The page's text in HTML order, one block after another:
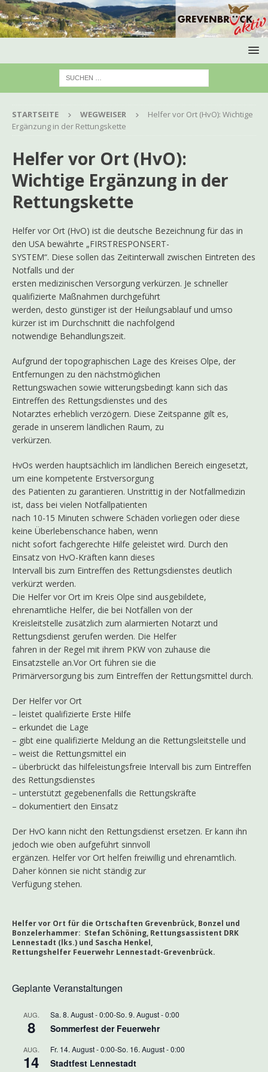
STARTSEITE WEGWEISER
Helfer vor Ort (HvO): Wichtige
Ergänzung in der Rettungskette
Helfer vor Ort (HvO):
Wichtige Ergänzung in der
Rettungskette
Helfer vor Ort (HvO) ist die deutsche Bezeichnung für das in
den USA bewährte „FIRSTRESPONSERT-
SYSTEM“. Diese sollen das Zeitinterwall zwischen Eintreten des
Notfalls und der
ersten medizinischen Versorgung verkürzen. Je schneller
qualifizierte Maßnahmen durchgeführt
werden, desto günstiger ist der Heilungsablauf und umso
kürzer ist im Durchschnitt die nachfolgend
notwendige Behandlungszeit.
Aufgrund der topographischen Lage des Kreises Olpe, der
Entfernungen zu den nächstmöglichen
Rettungswachen sowie witterungsbedingt kann sich das
Eintreffen des Rettungsdienstes und des
Notarztes erheblich verzögern. Diese Zeitspanne gilt es,
gerade in unserem ländlichen Raum, zu
verkürzen.
HvOs werden hauptsächlich im ländlichen Bereich eingesetzt,
um eine kompetente Erstversorgung
des Patienten zu garantieren. Unstrittig in der Notfallmedizin
ist, dass bei vielen Notfallpatienten
nach 10-15 Minuten schwere Schäden vorliegen oder diese
keine Überlebenschance haben, wenn
nicht sofort fachgerechte Hilfe geleistet wird. Durch den
Einsatz von HvO-Kräften kann dieses
Intervall bis zum Eintreffen des Rettungsdienstes deutlich
verkürzt werden.
Die Helfer vor Ort im Kreis Olpe sind ausgebildete,
ehrenamtliche Helfer, die bei Notfällen von der
Kreisleitstelle zusätzlich zum alarmierten Notarzt und
Rettungsdienst gerufen werden. Die Helfer
fahren in der Regel mit ihrem PKW von zuhause die
Einsatzstelle an.Vor Ort führen sie die
Primärversorgung bis zum Eintreffen der Rettungsmittel durch.
Der Helfer vor Ort
– leistet qualifizierte Erste Hilfe
– erkundet die Lage
– gibt eine qualifizierte Meldung an die Rettungsleitstelle und
– weist die Rettungsmittel ein
– überbrückt das hilfeleistungsfreie Intervall bis zum Eintreffen
des Rettungsdienstes
– unterstützt gegebenenfalls die Rettungskräfte
– dokumentiert den Einsatz
Der HvO kann nicht den Rettungsdienst ersetzen. Er kann ihn
jedoch wie oben aufgeführt sinnvoll
ergänzen. Helfer vor Ort helfen freiwillig und ehrenamtlich.
Daher können sie nicht ständig zur
Verfügung stehen.
Helfer vor Ort für die Ortschaften Grevenbrück, Bonzel und
Bonzelerhammer: Stefan Schöning, Rettungsassistent DRK
Lennestadt (lks.) und Sascha Henkel,
Rettungshelfer Feuerwehr Lennestadt-Grevenbrück.
Geplante Veranstaltungen
AUG.
8
Sa. 8. August - 0:00-So. 9. August - 0:00
Sommerfest der Feuerwehr
AUG.
14
Fr. 14. August - 0:00-So. 16. August - 0:00
Stadtfest Lennestadt